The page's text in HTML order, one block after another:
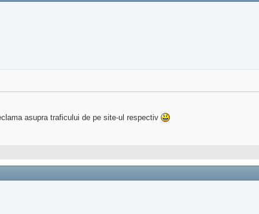
asupra traficului de pe site-ul respectiv